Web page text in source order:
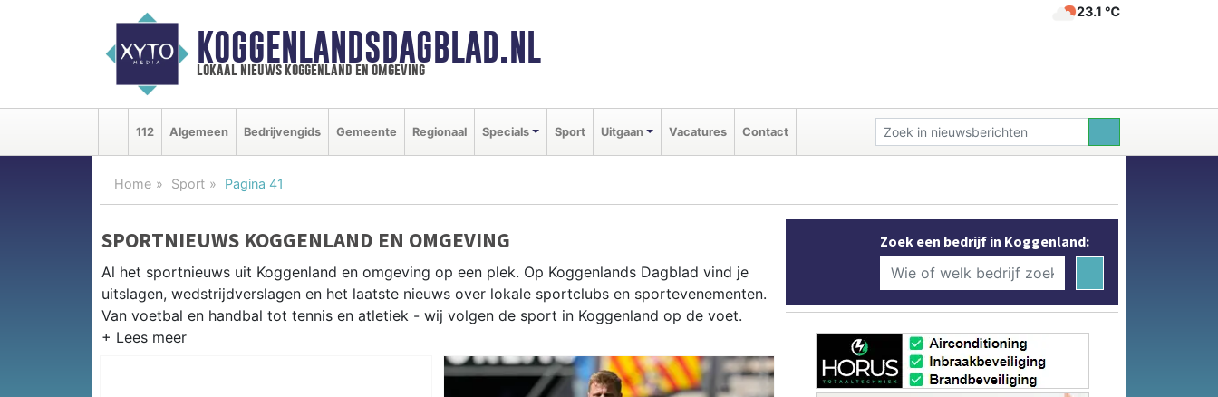
KOGGENLANDSDAGBLAD.NL
lokaal nieuws koggenland en omgeving
23.1 ℃
112 Algemeen Bedrijvengids Gemeente Regionaal Specials Sport Uitgaan Vacatures Contact
Home Sport Pagina 41
SPORTNIEUWS KOGGENLAND EN OMGEVING
Al het sportnieuws uit Koggenland en omgeving op een plek. Op Koggenlands Dagblad vind je
uitslagen, wedstrijdverslagen en het laatste nieuws over lokale sportclubs en sportevenementen.
Van voetbal en handbal tot tennis en atletiek - wij volgen de sport in Koggenland op de voet.
Van VV Obdam en SV Ursem tot korfbal in de West-Friese polders en fietsen langs het Noord-
Zoek een bedrijf in Koggenland: